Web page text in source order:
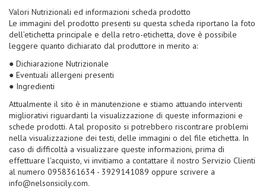
Valori Nutrizionali ed informazioni scheda prodotto
Le immagini del prodotto presenti su questa scheda riportano la foto
dell’etichetta principale e della retro-etichetta, dove è possibile
leggere quanto dichiarato dal produttore in merito a:
● Dichiarazione Nutrizionale
● Eventuali allergeni presenti
● Ingredienti
Attualmente il sito è in manutenzione e stiamo attuando interventi
migliorativi riguardanti la visualizzazione di queste informazioni e
schede prodotti. A tal proposito si potrebbero riscontrare problemi
nella visualizzazione dei testi, delle immagini o del file etichetta. In
caso di difficoltà a visualizzare queste informazioni, prima di
effettuare l'acquisto, vi invitiamo a contattare il nostro Servizio Clienti
al numero 0958361634 - 3929141089 oppure scrivere a
info@nelsonsicily.com.